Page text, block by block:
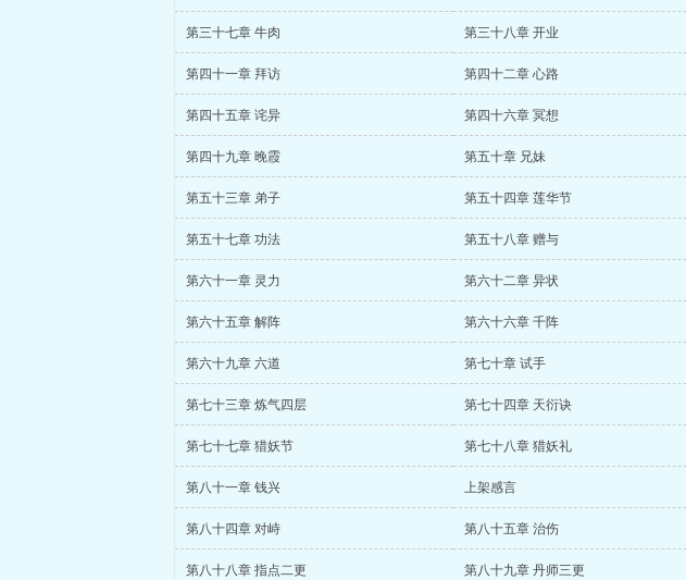
第三十七章 牛肉 第三十八章 开业
第四十一章 拜访 第四十二章 心路
第四十五章 诧异 第四十六章 冥想
第四十九章 晚霞 第五十章 兄妹
第五十三章 弟子 第五十四章 莲华节
第五十七章 功法 第五十八章 赠与
第六十一章 灵力 第六十二章 异状
第六十五章 解阵 第六十六章 千阵
第六十九章 六道 第七十章 试手
第七十三章 炼气四层 第七十四章 天衍诀
第七十七章 猎妖节 第七十八章 猎妖礼
第八十一章 钱兴 上架感言
第八十四章 对峙 第八十五章 治伤
第八十八章 指点二更 第八十九章 丹师三更